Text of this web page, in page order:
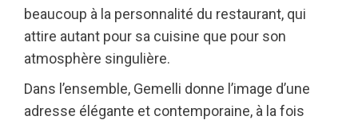
beaucoup à la personnalité du restaurant, qui
attire autant pour sa cuisine que pour son
atmosphère singulière.
Dans l’ensemble, Gemelli donne l’image d’une
adresse élégante et contemporaine, à la fois